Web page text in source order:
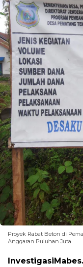
Proyek Rabat Beton di
Anggaran Puluhan Juta